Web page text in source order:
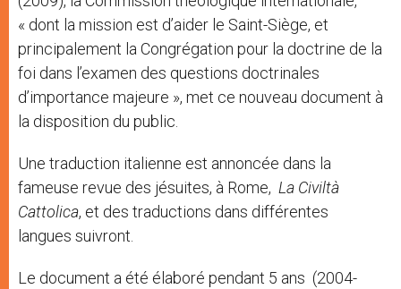
« dont la mission est d’aider le Saint-Siège, et
principalement la Congrégation pour la doctrine de la
foi dans l’examen des questions doctrinales
d’importance majeure », met ce nouveau document à
la disposition du public.
Une traduction italienne est annoncée dans la
fameuse revue des jésuites, à Rome, La Civiltà
Cattolica, et des traductions dans différentes
langues suivront.
Le document a été élaboré pendant 5 ans (2004-